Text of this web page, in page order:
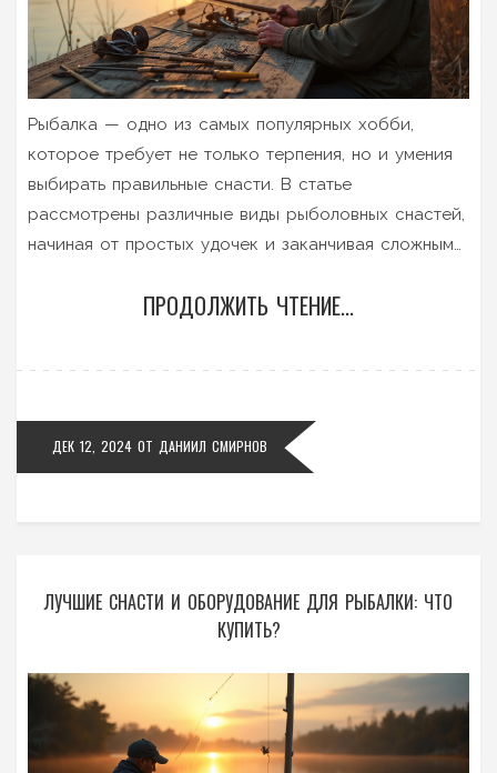
Рыбалка — одно из самых популярных хобби,
которое требует не только терпения, но и умения
выбирать правильные снасти. В статье
рассмотрены различные виды рыболовных снастей,
начиная от простых удочек и заканчивая сложными
для вашего стиля ловли и как их эффективно
улучшить ваши уловы.
ПРОДОЛЖИТЬ ЧТЕНИЕ...
ДЕК 12, 2024 ОТ ДАНИИЛ СМИРНОВ
ЛУЧШИЕ СНАСТИ И ОБОРУДОВАНИЕ ДЛЯ РЫБАЛКИ: ЧТО
КУПИТЬ?